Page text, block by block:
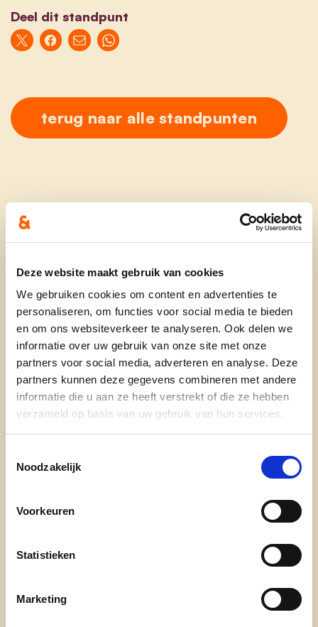
Deze website maakt gebruik van cookies
We gebruiken cookies om content en advertenties te
personaliseren, om functies voor social media te bieden
en om ons websiteverkeer te analyseren. Ook delen we
informatie over uw gebruik van onze site met onze
partners voor social media, adverteren en analyse. Deze
partners kunnen deze gegevens combineren met andere
informatie die u aan ze heeft verstrekt of die ze hebben
verzameld op basis van uw gebruik van hun services.
Noodzakelijk
Voorkeuren
Statistieken
Marketing
Deel dit standpunt
terug naar alle standpunten
Ontdek
waarom cd&v
onze partij
nieuws
doe mee